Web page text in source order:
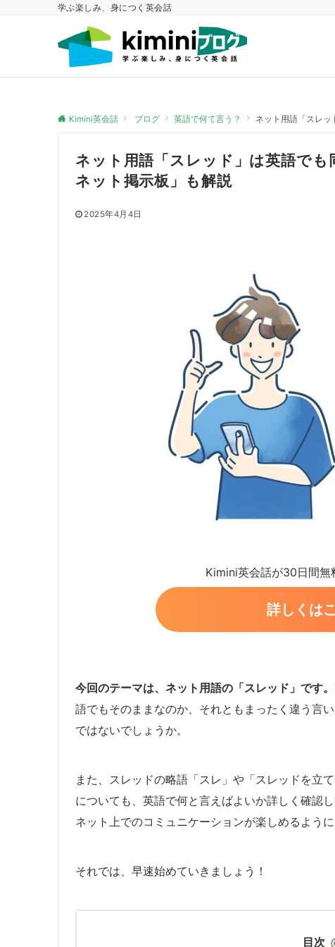
学ぶ楽しみ、身につく英会話
Kimini英会話 ブログ 英語で何て言う？ ネット用語「スレ
ネット用語「スレッド」は英語で
ネット掲示板」も解説
2025年4月4日
Kimini英会話が30日間無
詳しくは
今回のテーマは、ネット用語の「スレッド」です。
語でもそのままなのか、それともまったく違う言
ではないでしょうか。
また、スレッドの略語「スレ」や「スレッドを立
についても、英語で何と言えばよいか詳しく確認
ネット上でのコミュニケーションが楽しめるように
それでは、早速始めていきましょう！
目次